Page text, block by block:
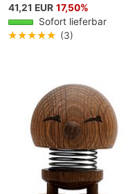
41,21 EUR 17,50%
Sofort lieferbar
★★★★★ (3)